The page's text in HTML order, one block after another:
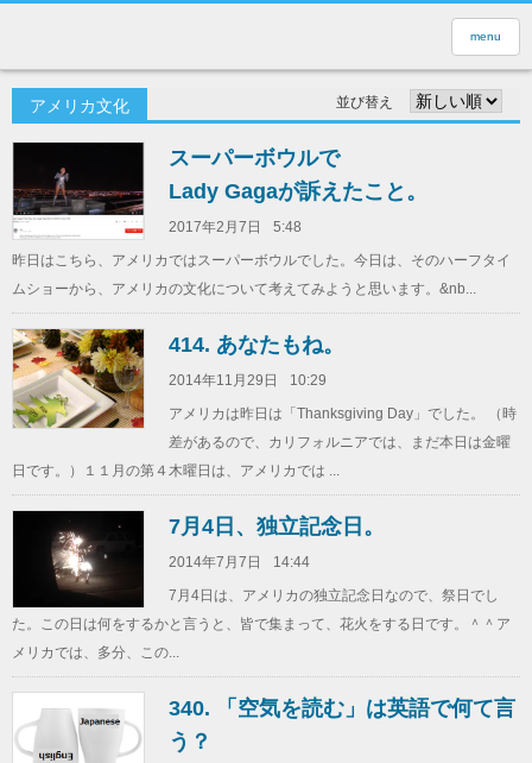
menu
アメリカ文化 並び替え
スーパーボウルで
Lady Gagaが訴えたこと。
2017年2月7日
5:48
昨日はこちら、アメリカではスーパーボウルでした。今日は、そのハーフタイ
ムショーから、アメリカの文化について考えてみようと思います。&nb...
414. あなたもね。
2014年11月29日
10:29
アメリカは昨日は「Thanksgiving Day」でした。 （時
差があるので、カリフォルニアでは、まだ本日は金曜
日です。）１１月の第４木曜日は、アメリカでは ...
7月4日、独立記念日。
2014年7月7日
14:44
7月4日は、アメリカの独立記念日なので、祭日でし
た。この日は何をするかと言うと、皆で集まって、花火をする日です。＾＾ア
メリカでは、多分、この...
340. 「空気を読む」は英語で何て言
う？